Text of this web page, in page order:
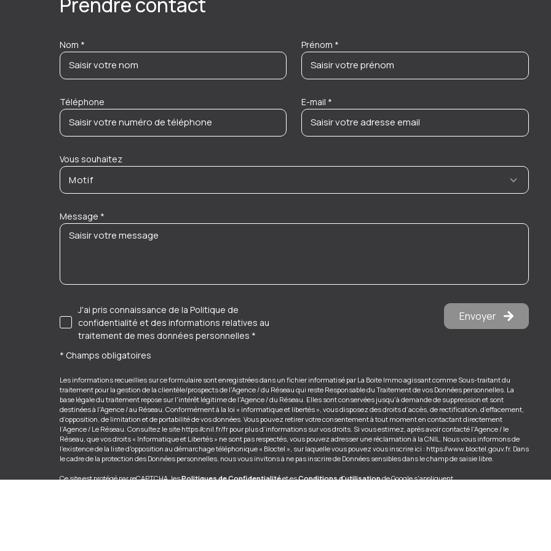
Nom * Prénom *
Téléphone E-mail *
Vous souhaitez
Motif
Message *
J'ai pris connaissance de la Politique de
confidentialité et des informations relatives au
traitement de mes données personnelles *
* Champs obligatoires
Envoyer
Les informations recueillies sur ce formulaire sont enregistrées dans un fichier informatisé par La Boite Immo agissant comme Sous-traitant du
traitement pour la gestion de la clientèle/prospects de l'Agence / du Réseau qui reste Responsable du Traitement de vos Données personnelles. La
base légale du traitement repose sur l'intérêt légitime de l'Agence / du Réseau. Elles sont conservées jusqu'à demande de suppression et sont
destinées à l'Agence / au Réseau. Conformément à la loi « informatique et libertés », vous disposez des droits d’accès, de rectification, d’effacement,
d’opposition, de limitation et de portabilité de vos données. Vous pouvez retirer votre consentement à tout moment en contactant directement
l’Agence / Le Réseau. Consultez le site https://cnil.fr/frpour plus d’informations sur vos droits. Si vous estimez, après avoir contacté l'Agence / le
Réseau, que vos droits « Informatique et Libertés » ne sont pas respectés, vous pouvez adresser une réclamation à la CNIL. Nous vous informons de
l’existence de la liste d'opposition au démarchage téléphonique « Bloctel », sur laquelle vous pouvez vous inscrire ici : https://www.bloctel.gouv.fr. Dans
le cadre de la protection des Données personnelles, nous vous invitons à ne pas inscrire de Données sensibles dans le champ de saisie libre.
Ce site est protégé par reCAPTCHA, lesPolitiques de Confidentialitéet esConditions d'utilisationde Google s'appliquent.